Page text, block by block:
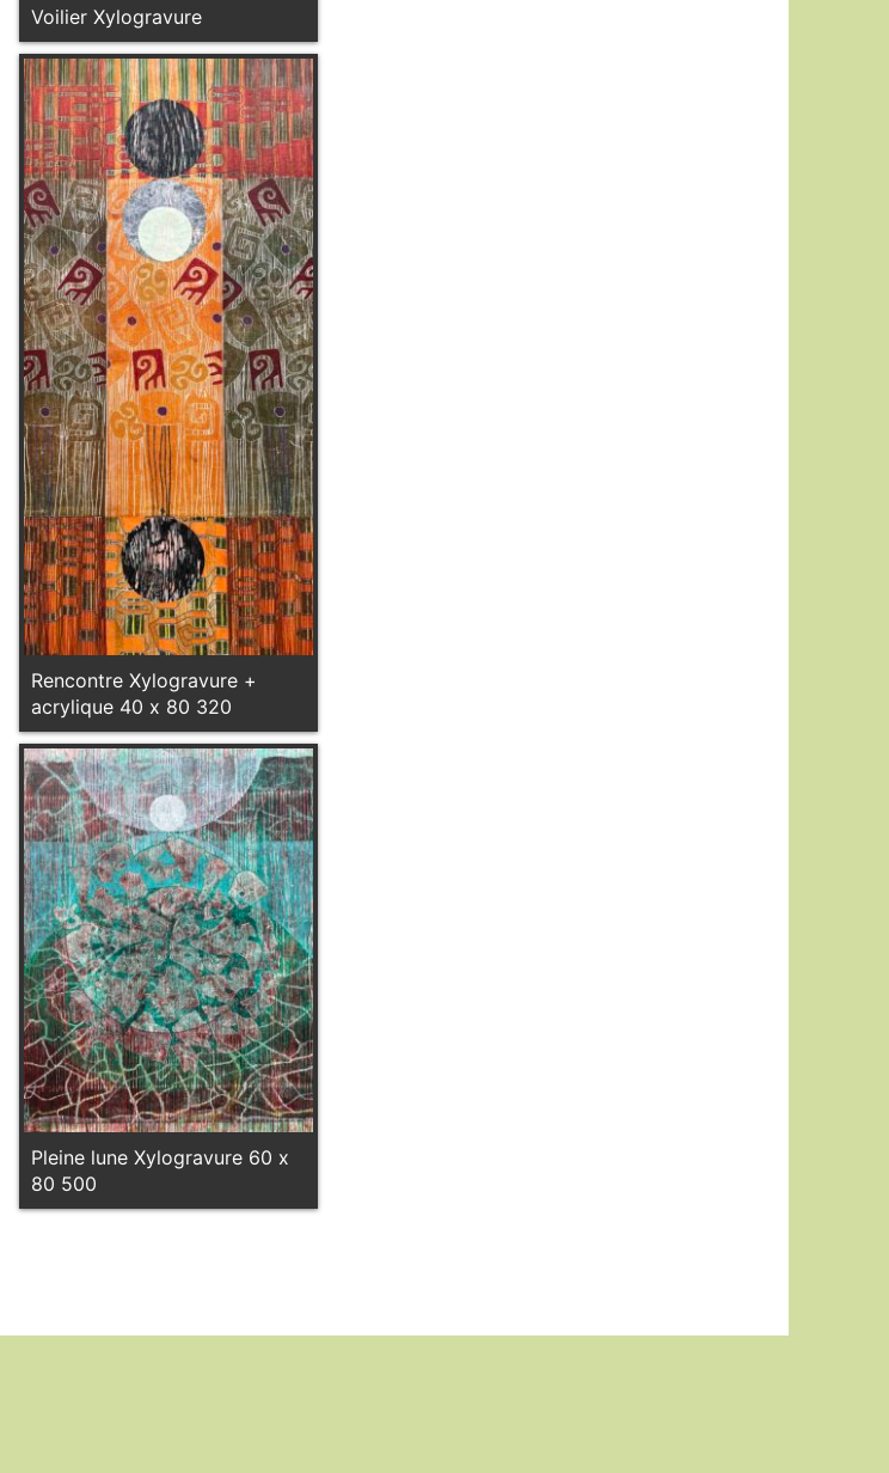
Voilier Xylogravure
Rencontre Xylogravure +
acrylique 40 x 80 320
Pleine lune Xylogravure 60 x
80 500